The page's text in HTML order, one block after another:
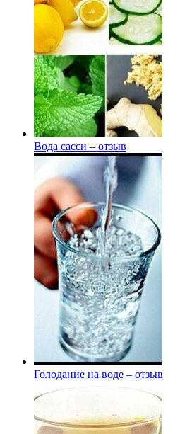
Вода сасси – отзыв
Голодание на воде – отзыв